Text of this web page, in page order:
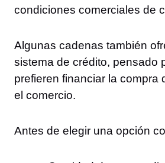
condiciones comerciales de
Algunas cadenas también
sistema de crédito, pensado
prefieren financiar la compra
el comercio.
Antes de elegir una opción